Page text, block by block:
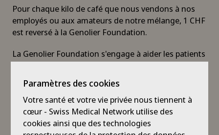
Pour chaque kilo de café que nous vendons à nos
employés ou aux amateurs de notre mélange, 1 CHF
est reversé à la Genolier Foundation.
La Genolier Foundation s'engage à aider les patients
démunis atteints de maladies graves, invalidantes
ou chroniques à accéder aux meilleurs traitements
possibles et à retrouver le chemin d'une vie active.
Pour plus d'informations sur la Fondation Genolier,
cliquez ici.
Paramètres des cookies
Votre santé et votre vie privée nous tiennent à
cœur - Swiss Medical Network utilise des
cookies ainsi que des technologies